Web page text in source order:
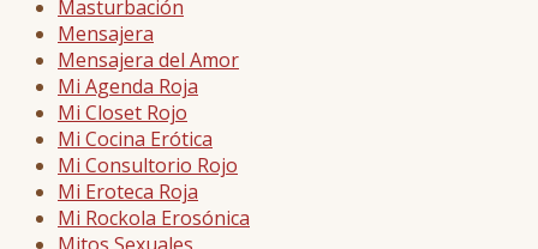
Masturbación
Mensajera
Mensajera del Amor
Mi Agenda Roja
Mi Closet Rojo
Mi Cocina Erótica
Mi Consultorio Rojo
Mi Eroteca Roja
Mi Rockola Erosónica